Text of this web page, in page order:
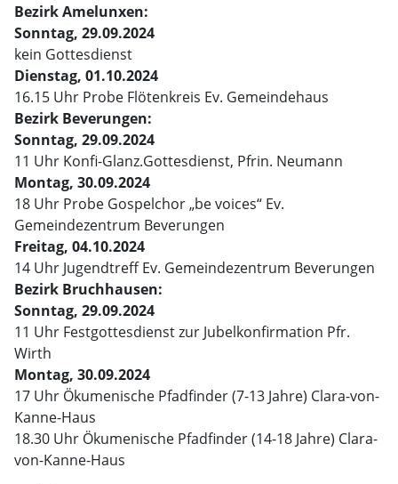
Bezirk Amelunxen:
Sonntag, 29.09.2024
kein Gottesdienst
Dienstag, 01.10.2024
16.15 Uhr Probe Flötenkreis Ev. Gemeindehaus
Bezirk Beverungen:
Sonntag, 29.09.2024
11 Uhr Konfi-Glanz.Gottesdienst, Pfrin. Neumann
Montag, 30.09.2024
18 Uhr Probe Gospelchor „be voices“ Ev.
Gemeindezentrum Beverungen
Freitag, 04.10.2024
14 Uhr Jugendtreff Ev. Gemeindezentrum Beverungen
Bezirk Bruchhausen:
Sonntag, 29.09.2024
11 Uhr Festgottesdienst zur Jubelkonfirmation Pfr.
Wirth
Montag, 30.09.2024
17 Uhr Ökumenische Pfadfinder (7-13 Jahre) Clara-von-
Kanne-Haus
18.30 Uhr Ökumenische Pfadfinder (14-18 Jahre) Clara-
von-Kanne-Haus